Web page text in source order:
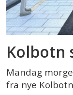
Kolbotn
Mandag
fra nye